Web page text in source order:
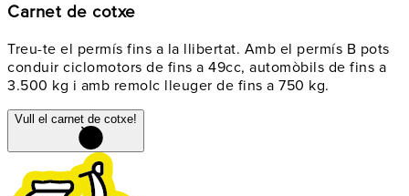
Carnet de cotxe
Treu-te el permís fins a la llibertat. Amb el permís B pots
conduir ciclomotors de fins a 49cc, automòbils de fins a
3.500 kg i amb remolc lleuger de fins a 750 kg.
Vull el carnet de cotxe!